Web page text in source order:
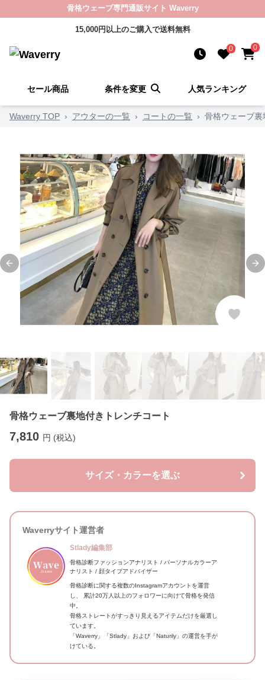
骨格ウェーブ専門通販サイト Waverry
15,000円以上のご購入で送料無料
0 0
セール商品 条件を変更 人気ランキング
Waverry TOP › アウターの一覧 › コートの一覧 › 骨格ウェーブ
Previous slide
骨格ウェーブ裏地付きトレンチコート
7,810 円 (税込)
サイズ・カラーを選ぶ
Waverryサイト運営者
Stlady編集部
骨格診断ファッションアナリスト / パーソナルカラーア
ナリスト / 顔タイプアドバイザー
骨格診断に関する複数のInstagramアカウントを運営
し、 累計20万人以上のフォロワーに向けて骨格を発信
中。
骨格ストレートがすっきり見えるアイテムだけを厳選し
ています。
「Waverry」「Stlady」および「Naturily」の運営を手が
けている。